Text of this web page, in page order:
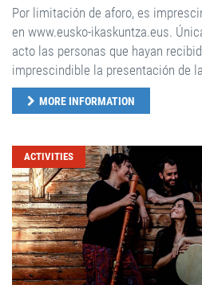
Por limitación de aforo, es
en www.eusko-ikaskuntza.eus.
acto las personas que hayan
imprescindible la presentación de
MORE INFORMATION
ACTIVITIES